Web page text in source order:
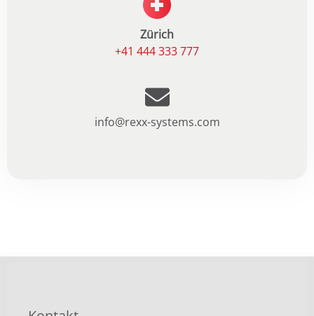
Zürich
+41 444 333 777
info@rexx-systems.com